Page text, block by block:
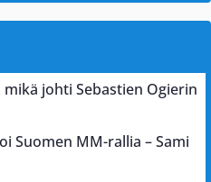
johti Sebastien Ogierin
Suomen MM-rallia – Sami